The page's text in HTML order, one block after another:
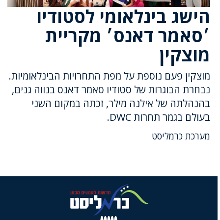
הישג בינלאומי לסטודיו
׳סאמר דאנס׳ מקריית
מוצקין
מוצקין פעם נוספת על מפת התחרויות הבינלאומיות.
נבחרת הבוגרות של סטודיו סאמר דאנס בנווה גנים,
בהנהלתה של אילנה מילר, זכתה במקום השני
בעולם בגמר תחרות DWC.
מערכת כרמליסט